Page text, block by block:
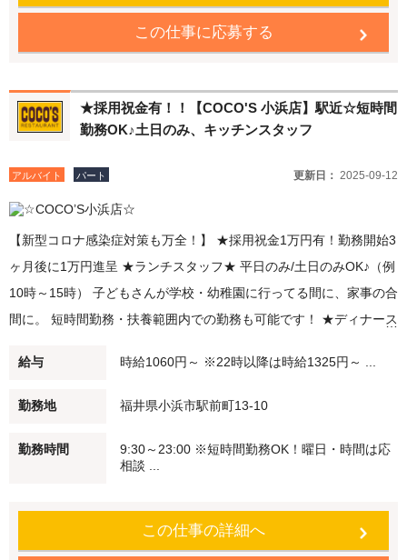
呈します！ ●正社員登用制度 アルバイトから正社員へ積極的に登用
この仕事に応募する
★採用祝金有！！【COCO'S 小浜店】駅近☆短時間
勤務OK♪土日のみ、キッチンスタッフ
アルバイト パート 更新日： 2025-09-12
【新型コロナ感染症対策も万全！】 ★採用祝金1万円有！勤務開始3
ヶ月後に1万円進呈 ★ランチスタッフ★ 平日のみ/土日のみOK♪（例
10時～15時） 子どもさんが学校・幼稚園に行ってる間に、家事の合
間に。 短時間勤務・扶養範囲内での勤務も可能です！ ★ディナース
（例：20時～閉店）勤務できる方大募集 22時以降は時給25％UP！
週2～OK 福井県大生多数在籍♪未経験でも大丈夫！みんなでフォロ
費規定支給 ●食事補助 従業員価格（約65％オフ）で食べることがで
給与 時給1060円～ ※22時以降は時給1325円～ ...
勤務地 福井県小浜市駅前町13-10
勤務時間
9:30～23:00 ※短時間勤務OK！曜日・時間は応
相談 ...
この仕事の詳細へ